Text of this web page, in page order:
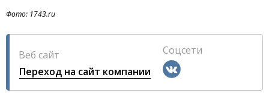
Фото: 1743.ru
Веб сайт
Переход на сайт компании
Соцсети